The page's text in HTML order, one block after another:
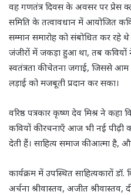
वह गणतंत्र दिवस के अवसर पर प्रेस
समिति के तत्वावधान में आयोजित
सम्मान समारोह को संबोधित कर रहे
जंजीरों में जकड़ा हुआ था, तब
स्वतंत्रता की चेतना जगाई, जिससे
लड़ाई को मजबूती प्रदान कर सका।
वरिष्ठ पत्रकार कृष्ण देव मिश्र ने कहा
कवियों की रचनाएँ आज भी नई पीढ़ी को
देती हैं। साहित्य समाज की आत्मा है,
कार्यक्रम में उपस्थित साहित्यकारों डॉ.
अर्चना श्रीवास्तव, अजीत